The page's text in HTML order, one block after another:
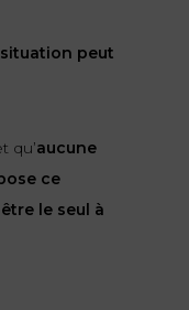
peut
qu’aucune
ce
le seul à